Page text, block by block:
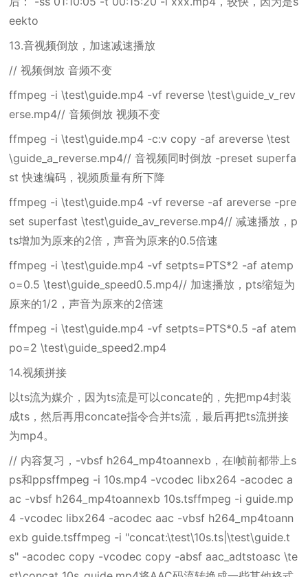
eekto
13.音视频倒放，加速减速播放
// 视频倒放 音频不变
ffmpeg -i \test\guide.mp4 -vf reverse \test\guide_v_rev
erse.mp4// 音频倒放 视频不变
ffmpeg -i \test\guide.mp4 -c:v copy -af areverse \test
\guide_a_reverse.mp4// 音视频同时倒放 -preset superfa
st 快速编码，视频质量有所下降
ffmpeg -i \test\guide.mp4 -vf reverse -af areverse -pre
set superfast \test\guide_av_reverse.mp4// 减速播放，p
ts增加为原来的2倍，声音为原来的0.5倍速
ffmpeg -i \test\guide.mp4 -vf setpts=PTS*2 -af atemp
o=0.5 \test\guide_speed0.5.mp4// 加速播放，pts缩短为
原来的1/2，声音为原来的2倍速
ffmpeg -i \test\guide.mp4 -vf setpts=PTS*0.5 -af atem
po=2 \test\guide_speed2.mp4
14.视频拼接
以ts流为媒介，因为ts流是可以concate的，先把mp4封装
成ts，然后再用concate指令合并ts流，最后再把ts流拼接
为mp4。
// 内容复习，-vbsf h264_mp4toannexb，在I帧前都带上s
ps和ppsffmpeg -i 10s.mp4 -vcodec libx264 -acodec a
ac -vbsf h264_mp4toannexb 10s.tsffmpeg -i guide.mp
4 -vcodec libx264 -acodec aac -vbsf h264_mp4toann
exb guide.tsffmpeg -i "concat:\test\10s.ts|\test\guide.t
s" -acodec copy -vcodec copy -absf aac_adtstoasc \te